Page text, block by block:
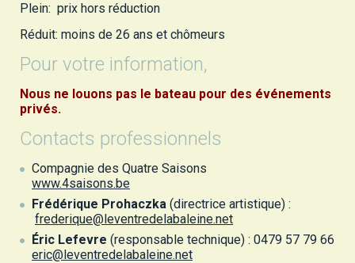
Plein: prix hors réduction
Réduit: moins de 26 ans et chômeurs
Pour votre information,
Nous ne louons pas le bateau pour des événements
privés.
Contacts professionnels
Compagnie des Quatre Saisons
www.4saisons.be
Frédérique Prohaczka (directrice artistique) :
frederique@leventredelabaleine.net
Éric Lefevre (responsable technique) : 0479 57 79 66
eric@leventredelabaleine.net